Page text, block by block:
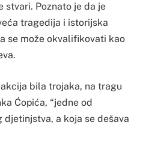
stvari. Poznato je da je
tragedija i istorijska
se može okvalifikovati kao
bila trojaka, na tragu
Ćopića, “jedne od
a koja se dešava